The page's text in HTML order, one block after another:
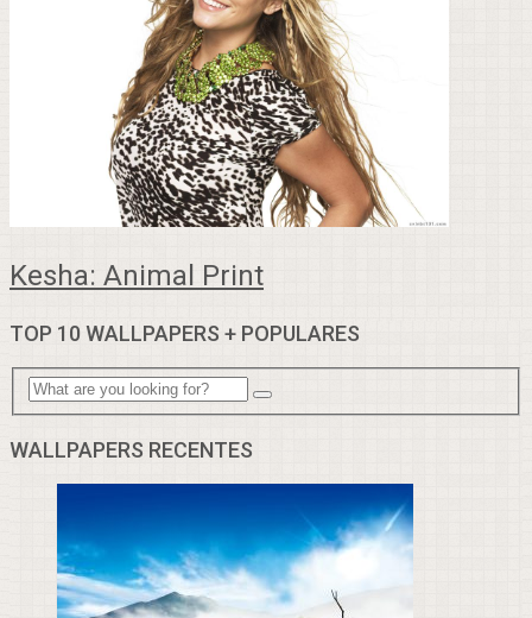
Kesha: Animal Print
TOP 10 WALLPAPERS + POPULARES
WALLPAPERS RECENTES